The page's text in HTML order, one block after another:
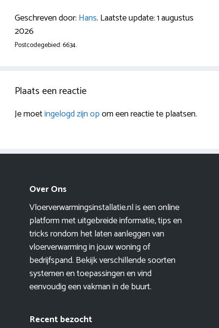
Geschreven door: Hans. Laatste update: 1 augustus
2026
Postcodegebied: 6634.
Plaats een reactie
Je moetingelogd zijn opom een reactie te plaatsen.
Over Ons
Vloerverwarmingsinstallatie.nl is een online
platform met uitgebreide informatie, tips en
tricks rondom het laten aanleggen van
vloerverwarming in jouw woning of
bedrijfspand. Bekijk verschillende soorten
systemen en toepassingen en vind
eenvoudig een vakman in de buurt.
Recent bezocht